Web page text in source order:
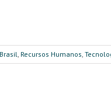
, Recursos Humanos,